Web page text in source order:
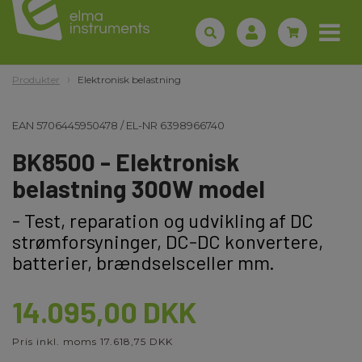
Produkter Elektronisk belastning
EAN 5706445950478 /EL-NR 6398966740
BK8500 - Elektronisk
belastning 300W model
- Test, reparation og udvikling af DC
strømforsyninger, DC-DC konvertere,
batterier, brændselsceller mm.
14.095,00 DKK
Pris inkl. moms 17.618,75 DKK